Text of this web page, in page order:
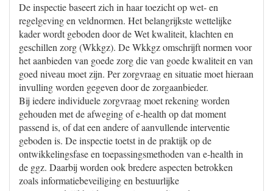
De inspectie baseert zich in haar toezicht op wet- en
regelgeving en veldnormen. Het belangrijkste wettelijke
kader wordt geboden door de Wet kwaliteit, klachten en
geschillen zorg (Wkkgz). De Wkkgz omschrijft normen voor
het aanbieden van goede zorg die van goede kwaliteit en van
goed niveau moet zijn. Per zorgvraag en situatie moet hieraan
invulling worden gegeven door de zorgaanbieder.
Bij iedere individuele zorgvraag moet rekening worden
gehouden met de afweging of e-health op dat moment
passend is, of dat een andere of aanvullende interventie
geboden is. De inspectie toetst in de praktijk op de
ontwikkelingsfase en toepassingsmethoden van e-health in
de ggz. Daarbij worden ook bredere aspecten betrokken
zoals informatiebeveiliging en bestuurlijke